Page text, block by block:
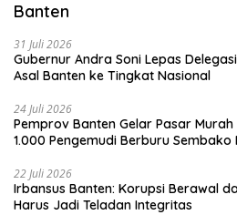
Banten
31 Juli 2026
Gubernur Andra Soni Lepas
Asal Banten ke Tingkat Nasional
24 Juli 2026
Pemprov Banten Gelar Pasar
1.000 Pengemudi Berburu Sembako
22 Juli 2026
Irbansus Banten: Korupsi Berawal
Harus Jadi Teladan Integritas